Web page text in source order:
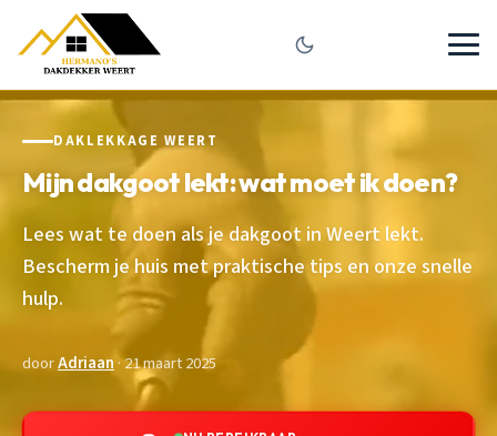
DAKLEKKAGE WEERT
Mijn dakgoot lekt: wat moet ik doen?
Lees wat te doen als je dakgoot in Weert lekt.
Bescherm je huis met praktische tips en onze snelle
hulp.
doorAdriaan · 21 maart 2025